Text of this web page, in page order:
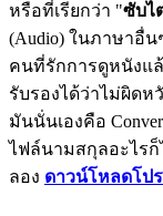
หรือที่เรียกว่า "ซับไ
(Audio) ในภาษาอื่น
คนที่รักการดูหนังแ
รับรองได้ว่าไม่ผิด
มันนั่นเองคือ
ไฟล์นามสกุลอะไรก็
ลอง ดาวน์โหลดโป